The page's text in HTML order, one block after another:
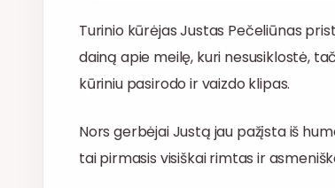
Turinio kūrėjas Justas Pečeliūnas
dainą apie meilę, kuri nesusiklostė,
kūriniu pasirodo ir vaizdo klipas.
Nors gerbėjai Justą jau pažįsta iš
tai pirmasis visiškai rimtas ir